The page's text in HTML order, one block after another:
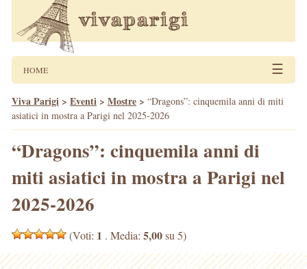
HOME ☰
Viva Parigi > Eventi > Mostre > “Dragons”: cinquemila anni di miti
asiatici in mostra a Parigi nel 2025-2026
“Dragons”: cinquemila anni di
miti asiatici in mostra a Parigi nel
2025-2026
(Voti: 1 . Media: 5,00su 5)